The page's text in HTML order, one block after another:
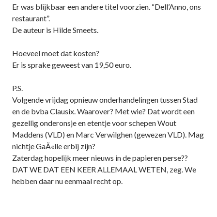
Er was blijkbaar een andere titel voorzien. “Dell’Anno, ons
restaurant”.
De auteur is Hilde Smeets.
Hoeveel moet dat kosten?
Er is sprake geweest van 19,50 euro.
P.S.
Volgende vrijdag opnieuw onderhandelingen tussen Stad
en de bvba Clausix. Waarover? Met wie? Dat wordt een
gezellig onderonsje en etentje voor schepen Wout
Maddens (VLD) en Marc Verwilghen (gewezen VLD). Mag
nichtje GaÃ«lle erbij zijn?
Zaterdag hopelijk meer nieuws in de papieren perse??
DAT WE DAT EEN KEER ALLEMAAL WETEN, zeg. We
hebben daar nu eenmaal recht op.